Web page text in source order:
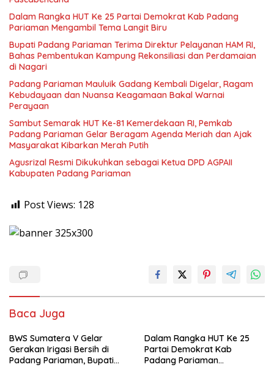
Dalam Rangka HUT Ke 25 Partai Demokrat Kab Padang
Pariaman Mengambil Tema Langit Biru
Bupati Padang Pariaman Terima Direktur Pelayanan HAM RI,
Bahas Pembentukan Kampung Rekonsiliasi dan Perdamaian
di Nagari
Padang Pariaman Mauluik Gadang Kembali Digelar, Ragam
Kebudayaan dan Nuansa Keagamaan Bakal Warnai
Perayaan ‎
Sambut Semarak HUT Ke-81 Kemerdekaan RI, Pemkab
Padang Pariaman Gelar Beragam Agenda Meriah dan Ajak
Masyarakat Kibarkan Merah Putih
Agusrizal Resmi Dikukuhkan sebagai Ketua DPD AGPAII
Kabupaten Padang ‎Pariaman
Post Views: 128
Baca Juga
‎BWS Sumatera V Gelar
Gerakan Irigasi Bersih di
Padang Pariaman, Bupati
Dalam Rangka HUT Ke 25
Partai Demokrat Kab
Padang Pariaman